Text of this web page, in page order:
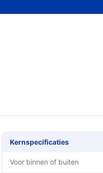
Kernspecificaties
Voor binnen of buiten